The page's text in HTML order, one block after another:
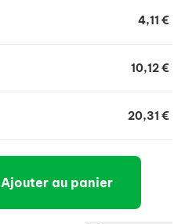
4,11 €
10,12 €
20,31 €
Ajouter au panier